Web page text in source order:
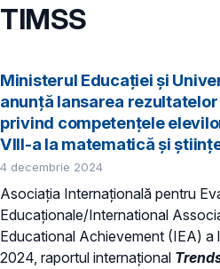
TIMSS
Ministerul Educației și
anunță lansarea
privind competențele
VIII-a la matematică și
4 decembrie 2024
Asociația Internațională pentru
Educaționale/International
Educational Achievement (IEA) a
2024, raportul internațional